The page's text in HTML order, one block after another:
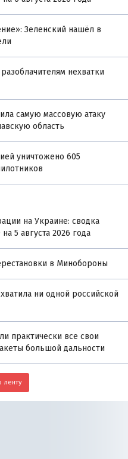
Зеленский нашёл в
нехватки
самую массовую атаку
область
уничтожено 605
на Украине: сводка
5 августа 2026 года
в Минобороны
ни одной российской
практически все свои
большой дальности
ленту